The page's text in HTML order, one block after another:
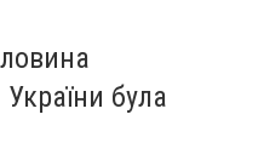
була